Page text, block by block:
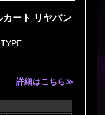
ート リヤバン
詳細はこちら≫